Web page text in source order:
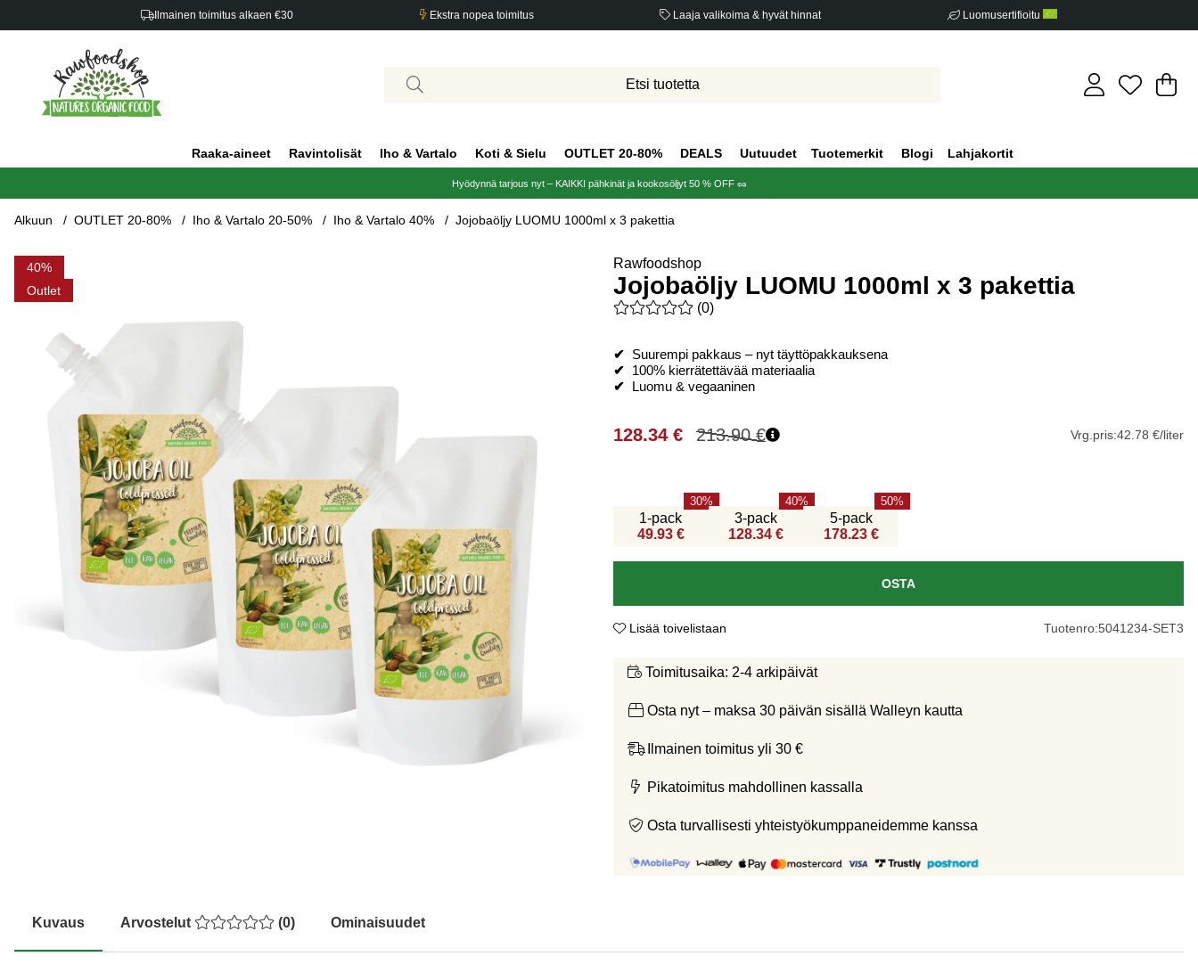
Ilmainen toimitus alkaen €30 Ekstra nopea toimitus Laaja valikoima & hyvät hinnat Luomusertifioitu
.
Raaka-aineet Ravintolisät Iho & Vartalo Koti & Sielu OUTLET 20-80% DEALS Uutuudet Tuotemerkit Blogi Lahjakortit
Hyödynnä tarjous nyt – KAIKKI pähkinät ja kookosöljyt 50 % OFF 🥜
Alkuun OUTLET 20-80% Iho & Vartalo 20-50% Iho & Vartalo 40% Jojobaöljy LUOMU 1000ml x 3 pakettia
40
Outlet
Tuotekuvat Jojobaöljy LUOMU 1000ml x 3 pakettia Rawfoodshop
Jojobaöljy LUOMU 1000ml x 3 pakettia
Keskiarvoluokitus 0 / 5 Arvioiden määrä 0
(0)
✔ Suurempi pakkaus – nyt täyttöpakkauksena
✔ 100% kierrätettävää materiaalia
✔ Luomu & vegaaninen
213.90€
128.34 € Vrg.pris:42.78 €/liter
1-pack
49.93 €
30
3-pack
128.34 €
40
5-pack
178.23 €
50
OSTA
Lisää toivelistaan Tuotenro:5041234-SET3
Toimitusaika: 2-4 arkipäivät
Osta nyt – maksa 30 päivän sisällä Walleyn kautta
Ilmainen toimitus yli 30 €
Pikatoimitus mahdollinen kassalla
Osta turvallisesti yhteistyökumppaneidemme kanssa
Kuvaus Arvostelut (0) Ominaisuudet